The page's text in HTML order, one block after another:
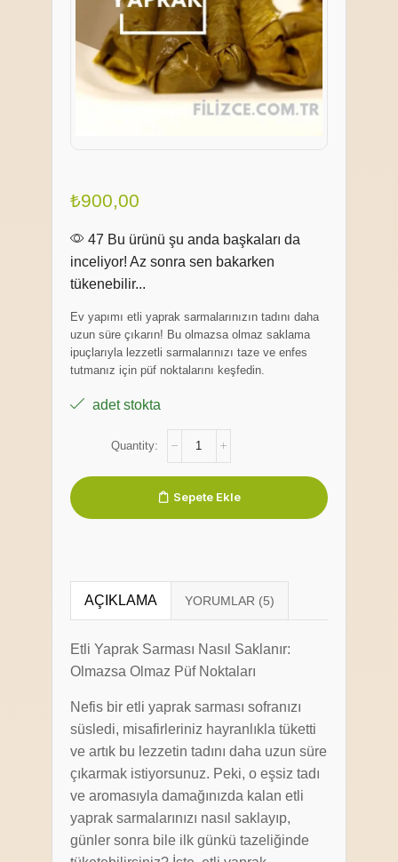
₺900,00
47 Bu ürünü şu anda başkaları da
inceliyor! Az sonra sen bakarken
tükenebilir...
Ev yapımı etli yaprak sarmalarınızın tadını daha
uzun süre çıkarın! Bu olmazsa olmaz saklama
ipuçlarıyla lezzetli sarmalarınızı taze ve enfes
tutmanız için püf noktalarını keşfedin.
adet stokta
Sepete Ekle
AÇIKLAMA
Etli Yaprak Sarması Nasıl Saklanır:
Olmazsa Olmaz Püf Noktaları
Nefis bir etli yaprak sarması sofranızı
süsledi, misafirleriniz hayranlıkla tüketti
ve artık bu lezzetin tadını daha uzun süre
çıkarmak istiyorsunuz. Peki, o eşsiz tadı
ve aromasıyla damağınızda kalan etli
yaprak sarmalarınızı nasıl saklayıp,
günler sonra bile ilk günkü tazeliğinde